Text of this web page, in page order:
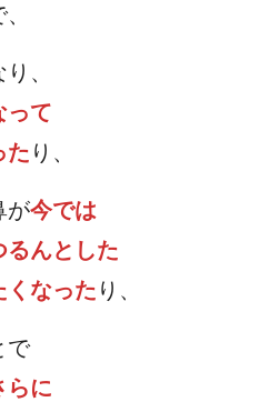
、
って
た り、
が今では
るんとした
くなった り、
で
らに